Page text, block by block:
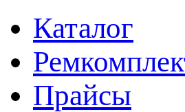
Каталог
Прайсы